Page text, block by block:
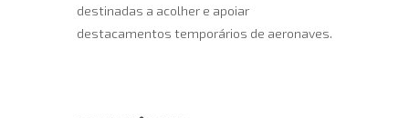
destinadas a acolher e apoiar
destacamentos temporários de aeronaves.